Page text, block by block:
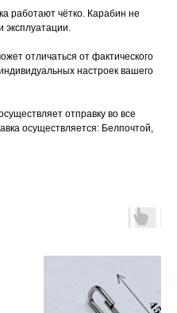
работают чётко. Карабин не
эксплуатации.
отличаться от фактического
настроек вашего
отправку во все
осуществляется: Белпочтой,